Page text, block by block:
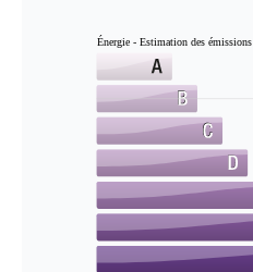
Énergie - Estimation des émissions